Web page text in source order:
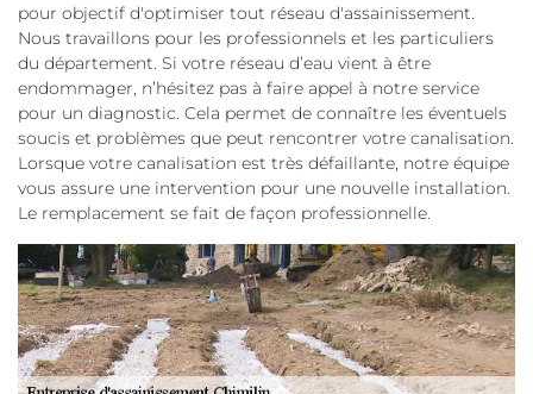
pour objectif d'optimiser tout réseau d'assainissement.
Nous travaillons pour les professionnels et les particuliers
du département. Si votre réseau d’eau vient à être
endommager, n’hésitez pas à faire appel à notre service
pour un diagnostic. Cela permet de connaître les éventuels
soucis et problèmes que peut rencontrer votre canalisation.
Lorsque votre canalisation est très défaillante, notre équipe
vous assure une intervention pour une nouvelle installation.
Le remplacement se fait de façon professionnelle.